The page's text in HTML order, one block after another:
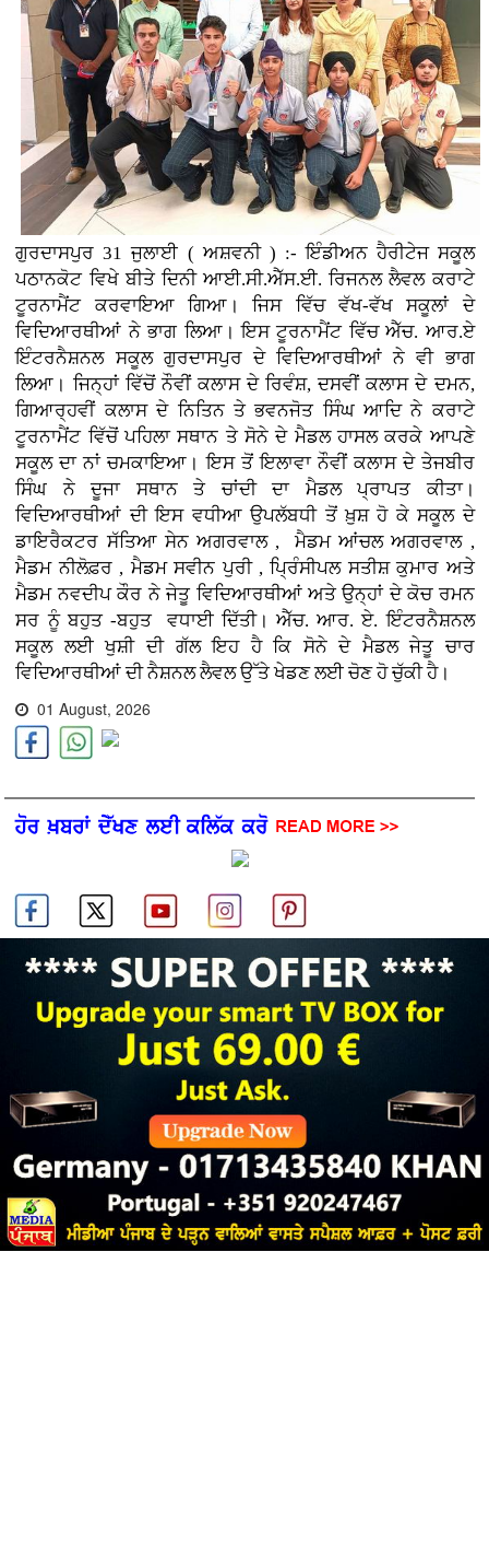
ਗੁਰਦਾਸਪੁਰ 31 ਜੁਲਾਈ ( ਅਸ਼ਵਨੀ ) :- ਇੰਡੀਅਨ ਹੈਰੀਟੇਜ ਸਕੂਲ
ਪਠਾਨਕੋਟ ਵਿਖੇ ਬੀਤੇ ਦਿਨੀ ਆਈ.ਸੀ.ਐੱਸ.ਈ. ਰਿਜਨਲ ਲੈਵਲ ਕਰਾਟੇ
ਟੂਰਨਾਮੈਂਟ ਕਰਵਾਇਆ ਗਿਆ। ਜਿਸ ਵਿੱਚ ਵੱਖ-ਵੱਖ ਸਕੂਲਾਂ ਦੇ
ਵਿਦਿਆਰਥੀਆਂ ਨੇ ਭਾਗ ਲਿਆ। ਇਸ ਟੂਰਨਾਮੈਂਟ ਵਿੱਚ ਐੱਚ. ਆਰ.ਏ
ਇੰਟਰਨੈਸ਼ਨਲ ਸਕੂਲ ਗੁਰਦਾਸਪੁਰ ਦੇ ਵਿਦਿਆਰਥੀਆਂ ਨੇ ਵੀ ਭਾਗ
ਲਿਆ। ਜਿਨ੍ਹਾਂ ਵਿੱਚੋਂ ਨੌਵੀਂ ਕਲਾਸ ਦੇ ਰਿਵੰਸ਼, ਦਸਵੀਂ ਕਲਾਸ ਦੇ ਦਮਨ,
ਗਿਆਰ੍ਹਵੀਂ ਕਲਾਸ ਦੇ ਨਿਤਿਨ ਤੇ ਭਵਨਜੋਤ ਸਿੰਘ ਆਦਿ ਨੇ ਕਰਾਟੇ
ਟੂਰਨਾਮੈਂਟ ਵਿੱਚੋਂ ਪਹਿਲਾ ਸਥਾਨ ਤੇ ਸੋਨੇ ਦੇ ਮੈਡਲ ਹਾਸਲ ਕਰਕੇ ਆਪਣੇ
ਸਕੂਲ ਦਾ ਨਾਂ ਚਮਕਾਇਆ। ਇਸ ਤੋਂ ਇਲਾਵਾ ਨੌਵੀਂ ਕਲਾਸ ਦੇ ਤੇਜਬੀਰ
ਸਿੰਘ ਨੇ ਦੂਜਾ ਸਥਾਨ ਤੇ ਚਾਂਦੀ ਦਾ ਮੈਡਲ ਪ੍ਰਾਪਤ ਕੀਤਾ।
ਵਿਦਿਆਰਥੀਆਂ ਦੀ ਇਸ ਵਧੀਆ ਉਪਲੱਬਧੀ ਤੋਂ ਖ਼ੁਸ਼ ਹੋ ਕੇ ਸਕੂਲ ਦੇ
ਡਾਇਰੈਕਟਰ ਸੱਤਿਆ ਸੇਨ ਅਗਰਵਾਲ , ਮੈਡਮ ਆਂਚਲ ਅਗਰਵਾਲ ,
ਮੈਡਮ ਨੀਲੋਫ਼ਰ , ਮੈਡਮ ਸਵੀਨ ਪੁਰੀ , ਪ੍ਰਿੰਸੀਪਲ ਸਤੀਸ਼ ਕੁਮਾਰ ਅਤੇ
ਮੈਡਮ ਨਵਦੀਪ ਕੌਰ ਨੇ ਜੇਤੂ ਵਿਦਿਆਰਥੀਆਂ ਅਤੇ ਉਨ੍ਹਾਂ ਦੇ ਕੋਚ ਰਮਨ
ਸਰ ਨੂੰ ਬਹੁਤ -ਬਹੁਤ ਵਧਾਈ ਦਿੱਤੀ। ਐੱਚ. ਆਰ. ਏ. ਇੰਟਰਨੈਸ਼ਨਲ
ਸਕੂਲ ਲਈ ਖੁਸ਼ੀ ਦੀ ਗੱਲ ਇਹ ਹੈ ਕਿ ਸੋਨੇ ਦੇ ਮੈਡਲ ਜੇਤੂ ਚਾਰ
ਵਿਦਿਆਰਥੀਆਂ ਦੀ ਨੈਸ਼ਨਲ ਲੈਵਲ ਉੱਤੇ ਖੇਡਣ ਲਈ ਚੋਣ ਹੋ ਚੁੱਕੀ ਹੈ।
01 August, 2026